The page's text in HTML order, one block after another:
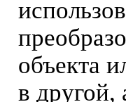
объекта
в другой,